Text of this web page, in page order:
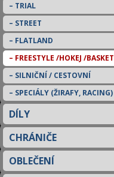
TRIAL
STREET
FLATLAND
FREESTYLE /HOKEJ /BASKET
SILNIČNÍ / CESTOVNÍ
SPECIÁLY (ŽIRAFY, RACING)
DÍLY
CHRÁNIČE
OBLEČENÍ